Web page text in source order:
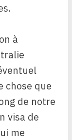
à
chose que
de notre
visa de
me